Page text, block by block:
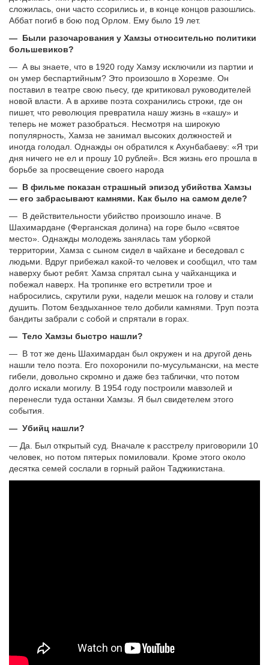
сложилась, они часто ссорились и, в конце концов разошлись.
Аббат погиб в бою под Орлом. Ему было 19 лет.
— Были разочарования у Хамзы относительно политики
большевиков?
— А вы знаете, что в 1920 году Хамзу исключили из партии и
он умер беспартийным? Это произошло в Хорезме. Он
поставил в театре свою пьесу, где критиковал руководителей
новой власти. А в архиве поэта сохранились строки, где он
пишет, что революция превратила нашу жизнь в «кашу» и
теперь не может разобраться. Несмотря на широкую
популярность, Хамза не занимал высоких должностей и
иногда голодал. Однажды он обратился к Ахунбабаеву: «Я три
дня ничего не ел и прошу 10 рублей». Вся жизнь его прошла в
борьбе за просвещение своего народа
— В фильме показан страшный эпизод убийства Хамзы
— его забрасывают камнями. Как было на самом деле?
— В действительности убийство произошло иначе. В
Шахимардане (Ферганская долина) на горе было «святое
место». Однажды молодежь занялась там уборкой
территории, Хамза с сыном сидел в чайхане и беседовал с
людьми. Вдруг прибежал какой-то человек и сообщил, что там
наверху бьют ребят. Хамза спрятал сына у чайханщика и
побежал наверх. На тропинке его встретили трое и
набросились, скрутили руки, надели мешок на голову и стали
душить. Потом 6ездыханное тело добили камнями. Труп поэта
бандиты забрали с собой и спрятали в горах.
— Тело Хамзы быстро нашли?
— В тот же день Шахимардан был окружен и на другой день
нашли тело поэта. Его похоронили по-мусульмански, на месте
гибели, довольно скромно и даже без таблички, что потом
долго искали могилу. В 1954 году построили мавзолей и
перенесли туда останки Хамзы. Я был свидетелем этого
события.
— Убийц нашли?
— Да. Был открытый суд. Вначале к расстрелу приговорили 10
человек, но потом пятерых помиловали. Кроме этого около
десятка семей сослали в горный район Таджикистана.